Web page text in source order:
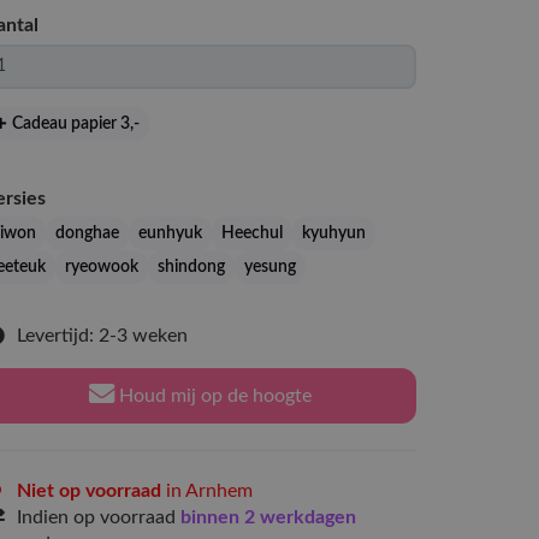
Cadeau papier 3,-
donghae eunhyuk Heechul
kyuhyun
ryeowook shindong yesung
Levertijd: 2-3 weken
Houd mij op de hoogte
Niet op voorraad in Arnhem
Indien op voorraad binnen 2 werkdagen